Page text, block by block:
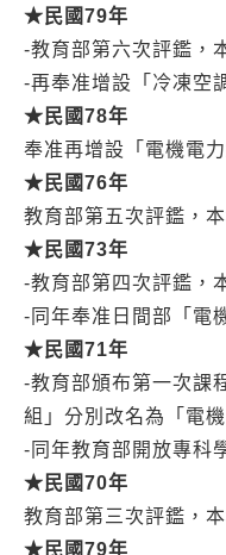
★ 民國79年
-教育部第六次評鑑，
-再奉准增設「冷凍空
★ 民國78年
奉准再增設「電機電
★ 民國76年
教育部第五次評鑑，
★ 民國73年
-教育部第四次評鑑，
-同年奉准日間部「電
★ 民國71年
-教育部頒布第一次課
組」分別改名為「電
-同年教育部開放專科
★ 民國70年
教育部第三次評鑑，
★ 民國79年